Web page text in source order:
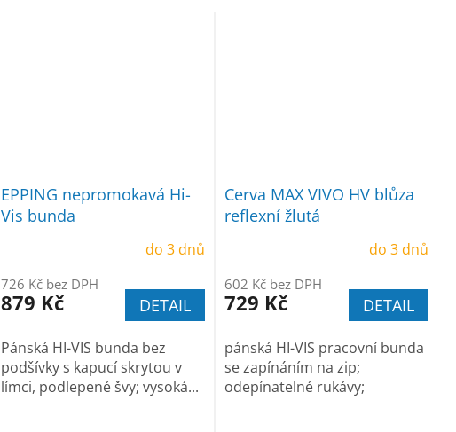
EPPING nepromokavá Hi-
Vis bunda
do 3 dnů
726 Kč bez DPH
879 Kč DETAIL
Pánská HI-VIS bunda bez
podšívky s kapucí skrytou v
límci, podlepené švy; vysoká...
Cerva MAX VIVO HV blůza
reflexní žlutá
do 3 dnů
602 Kč bez DPH
729 Kč DETAIL
pánská HI-VIS pracovní bunda
se zapínáním na zip;
odepínatelné rukávy;